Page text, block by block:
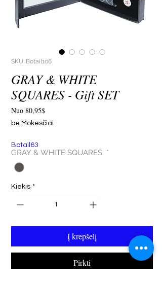
SKU: Botail106
GRAY & WHITE
SQUARES - Gift SET
Nuo 80,95$Pardavimo
kaina
be Mokesčiai
Botail63
GRAY & WHITE SQUARES *
Kiekis *
Į krepšelį
Pirkti